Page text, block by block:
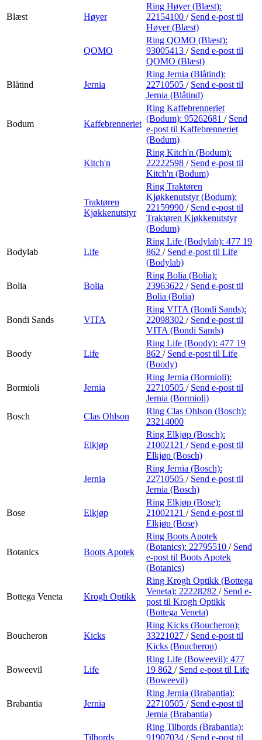
Blæst Høyer
Ring Høyer (Blæst):
22154100 / Send e-post til
Høyer (Blæst)
QOMO
Ring QOMO (Blæst):
93005413 / Send e-post til
QOMO (Blæst)
Blåtind Jernia
Ring Jernia (Blåtind):
22710505 / Send e-post til
Jernia (Blåtind)
Bodum Kaffebrenneriet
Ring Kaffebrenneriet
(Bodum): 95262681 / Send
e-post til Kaffebrenneriet
(Bodum)
Kitch'n
Ring Kitch'n (Bodum):
22222598 / Send e-post til
Kitch'n (Bodum)
Traktøren
Kjøkkenutstyr
Ring Traktøren
Kjøkkenutstyr (Bodum):
22159990 / Send e-post til
Traktøren Kjøkkenutstyr
(Bodum)
Bodylab Life
Ring Life (Bodylab): 477 19
862 / Send e-post til Life
(Bodylab)
Bolia Bolia
Ring Bolia (Bolia):
23963622 / Send e-post til
Bolia (Bolia)
Bondi Sands VITA
Ring VITA (Bondi Sands):
22098302 / Send e-post til
VITA (Bondi Sands)
Boody Life
Ring Life (Boody): 477 19
862 / Send e-post til Life
(Boody)
Bormioli Jernia
Ring Jernia (Bormioli):
22710505 / Send e-post til
Jernia (Bormioli)
Bosch
Clas Ohlson
Ring Clas Ohlson (Bosch):
23214000
Elkjøp
Ring Elkjøp (Bosch):
21002121 / Send e-post til
Elkjøp (Bosch)
Jernia
Ring Jernia (Bosch):
22710505 / Send e-post til
Jernia (Bosch)
Bose Elkjøp
Ring Elkjøp (Bose):
21002121 / Send e-post til
Elkjøp (Bose)
Botanics Boots Apotek
Ring Boots Apotek
(Botanics): 22795510 / Send
e-post til Boots Apotek
(Botanics)
Bottega Veneta Krogh Optikk
Ring Krogh Optikk (Bottega
Veneta): 22228282 / Send e-
post til Krogh Optikk
(Bottega Veneta)
Boucheron Kicks
Ring Kicks (Boucheron):
33221027 / Send e-post til
Kicks (Boucheron)
Boweevil Life
Ring Life (Boweevil): 477
19 862 / Send e-post til Life
(Boweevil)
Brabantia Jernia
Ring Jernia (Brabantia):
22710505 / Send e-post til
Jernia (Brabantia)
Tilbords
Ring Tilbords (Brabantia):
91907034 / Send e-post til